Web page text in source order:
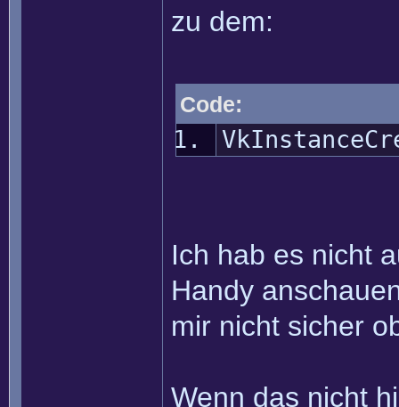
zu dem:
Code:
Ich hab es nicht
Handy
mir nicht sicher
Wenn das nicht